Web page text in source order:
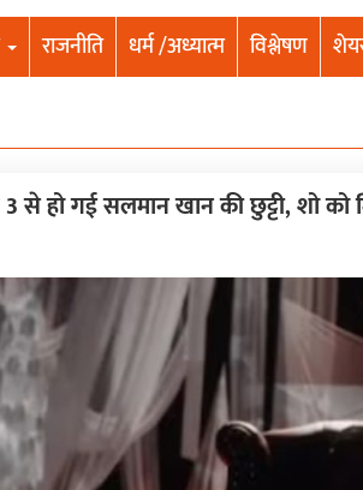
राजनीति धर्म /अध्यात्म विश्लेषण
से हो गई सलमान खान की छुट्टी, शो को